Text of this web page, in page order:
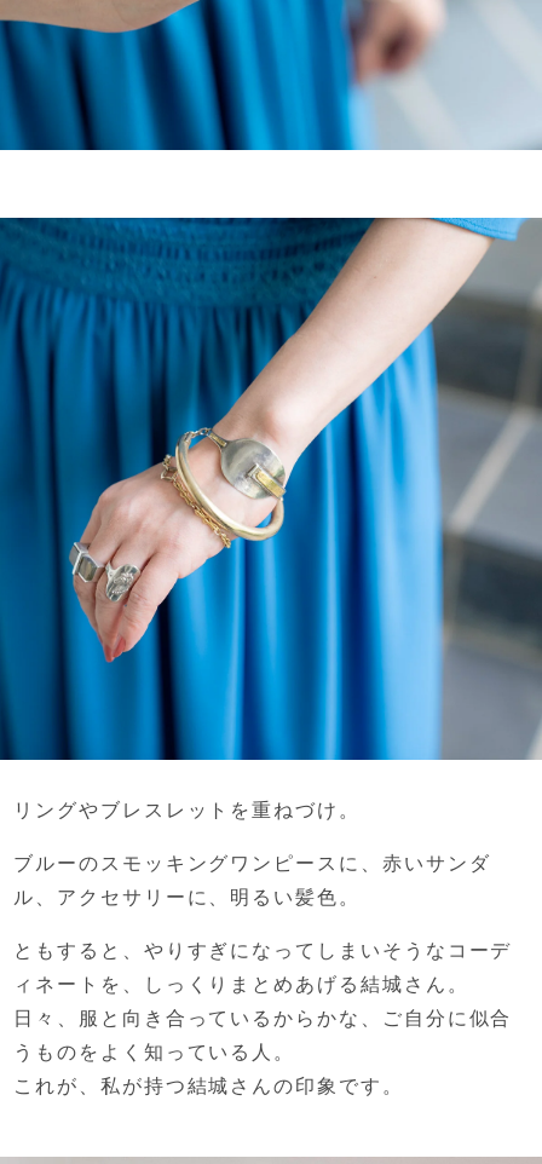
リングやブレスレットを重ねづけ。
ブルーのスモッキングワンピースに、 赤いサンダ
ル、アクセサリーに、明るい髪色。
ともすると、 やりすぎになってしまいそうなコーデ
ィネートを、
しっくりまとめあげる結城さん。
日々、服と向き合っているからかな、
ご自分に似合
うものをよく知っている人。
これが、私が持つ結城さんの印象です。